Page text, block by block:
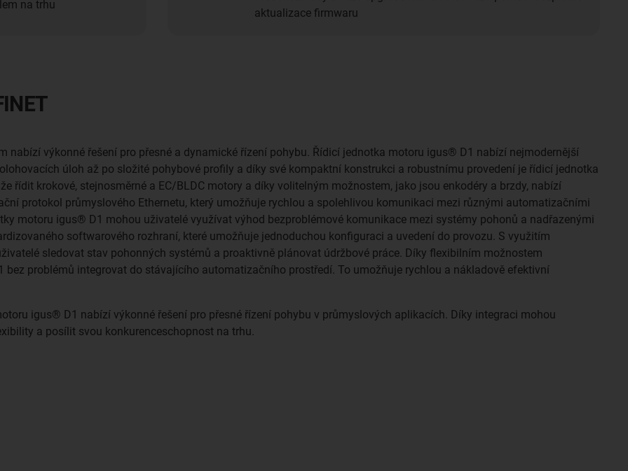
na trhu
aktualizace firmwaru
nabízí výkonné řešení pro přesné a dynamické řízení pohybu. Řídicí jednotka motoru igus® D1 nabízí nejmodernější
úloh až po složité pohybové profily a díky své kompaktní konstrukci a robustnímu provedení je řídicí jednotka
řídit krokové, stejnosměrné a EC/BLDC motory a díky volitelným možnostem, jako jsou enkodéry a brzdy, nabízí
protokol průmyslového Ethernetu, který umožňuje rychlou a spolehlivou komunikaci mezi různými automatizačními
motoru igus® D1 mohou uživatelé využívat výhod bezproblémové komunikace mezi systémy pohonů a nadřazenými
softwarového rozhraní, které umožňuje jednoduchou konfiguraci a uvedení do provozu. S využitím
sledovat stav pohonných systémů a proaktivně plánovat údržbové práce. Díky flexibilním možnostem
bez problémů integrovat do stávajícího automatizačního prostředí. To umožňuje rychlou a nákladově efektivní
igus® D1 nabízí výkonné řešení pro přesné řízení pohybu v průmyslových aplikacích. Díky integraci mohou
a posílit svou konkurenceschopnost na trhu.